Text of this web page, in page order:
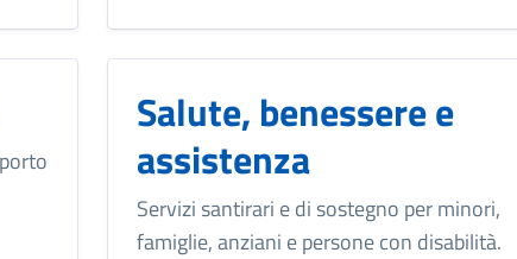
Salute, benessere e
assistenza
Servizi santirari e di sostegno per minori,
famiglie, anziani e persone con disabilità.